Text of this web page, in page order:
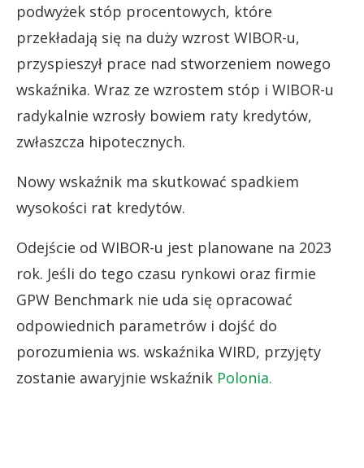
podwyżek stóp procentowych, które
przekładają się na duży wzrost WIBOR-u,
przyspieszył prace nad stworzeniem nowego
wskaźnika. Wraz ze wzrostem stóp i WIBOR-u
radykalnie wzrosły bowiem raty kredytów,
zwłaszcza hipotecznych.
Nowy wskaźnik ma skutkować spadkiem
wysokości rat kredytów.
Odejście od WIBOR-u jest planowane na 2023
rok. Jeśli do tego czasu rynkowi oraz firmie
GPW Benchmark nie uda się opracować
odpowiednich parametrów i dojść do
porozumienia ws. wskaźnika WIRD, przyjęty
zostanie awaryjnie wskaźnik Polonia.